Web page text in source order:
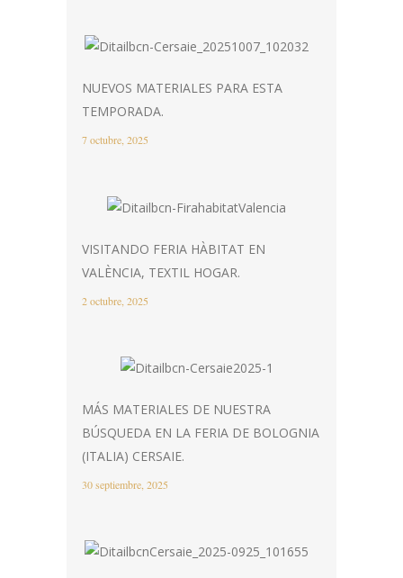
NUEVOS MATERIALES PARA ESTA
TEMPORADA.
7 octubre, 2025
VISITANDO FERIA HÀBITAT EN
VALÈNCIA, TEXTIL HOGAR.
2 octubre, 2025
MÁS MATERIALES DE NUESTRA
BÚSQUEDA EN LA FERIA DE BOLOGNIA
(ITALIA) CERSAIE.
30 septiembre, 2025